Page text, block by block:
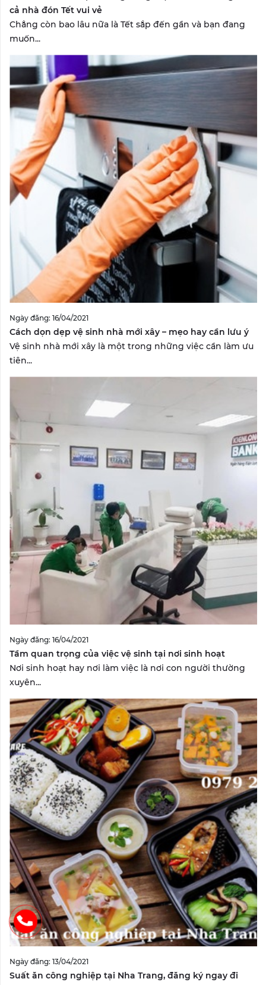
cả nhà đón Tết vui vẻ
Chẳng còn bao lâu nữa là Tết sắp đến gần và bạn đang
muốn...
Ngày đăng: 16/04/2021
Cách dọn dẹp vệ sinh nhà mới xây – mẹo hay cần lưu ý
Vệ sinh nhà mới xây là một trong những việc cần làm ưu
tiên...
Ngày đăng: 16/04/2021
Tầm quan trọng của việc vệ sinh tại nơi sinh hoạt
Nơi sinh hoạt hay nơi làm việc là nơi con người thường
xuyên...
Ngày đăng: 13/04/2021
Suất ăn công nghiệp tại Nha Trang, đăng ký ngay đi